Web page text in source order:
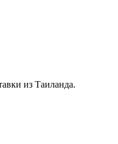
из Таиланда.